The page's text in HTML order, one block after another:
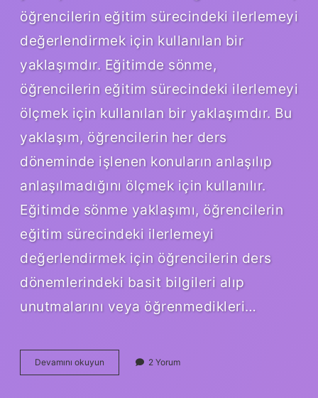
öğrencilerin eğitim sürecindeki ilerlemeyi
değerlendirmek için kullanılan bir
yaklaşımdır. Eğitimde sönme,
öğrencilerin eğitim sürecindeki ilerlemeyi
ölçmek için kullanılan bir yaklaşımdır. Bu
yaklaşım, öğrencilerin her ders
döneminde işlenen konuların anlaşılıp
anlaşılmadığını ölçmek için kullanılır.
Eğitimde sönme yaklaşımı, öğrencilerin
eğitim sürecindeki ilerlemeyi
değerlendirmek için öğrencilerin ders
dönemlerindeki basit bilgileri alıp
unutmalarını veya öğrenmedikleri…
Devamını okuyun Eğitimde
sönme
2 Yorum